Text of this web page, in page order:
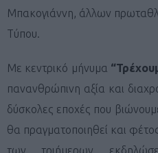
Μπακογιάννη, άλλων
Τύπου.
Με κεντρικό μήνυμα
πανανθρώπινη αξία και
δύσκολες εποχές που
θα πραγματοποιηθεί και
των τριήμερων